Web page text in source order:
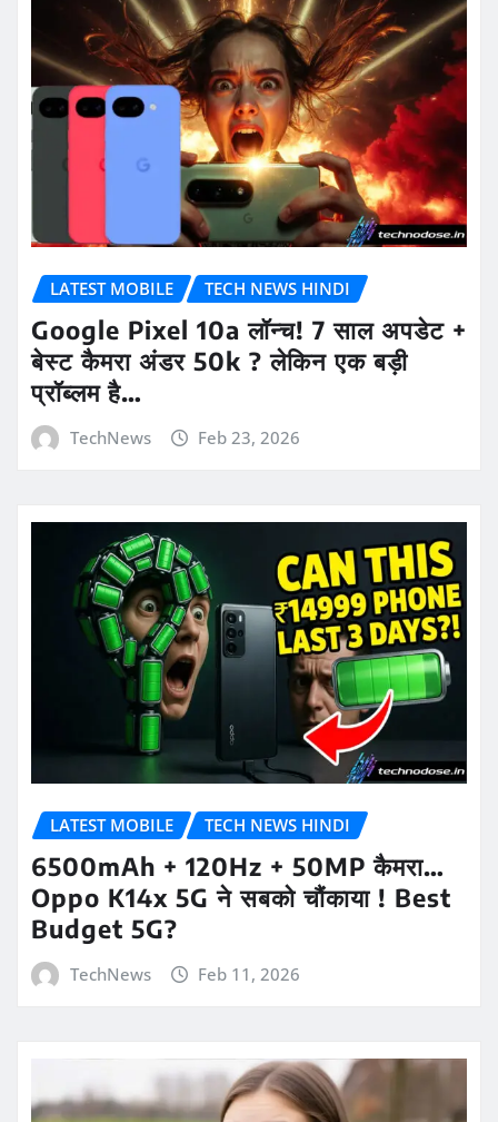
LATEST MOBILE TECH NEWS HINDI
Google Pixel 10a लॉन्च! 7 साल अपडेट +
बेस्ट कैमरा अंडर 50k ? लेकिन एक बड़ी
प्रॉब्लम है…
TechNews Feb 23, 2026
LATEST MOBILE TECH NEWS HINDI
6500mAh + 120Hz + 50MP कैमरा…
Oppo K14x 5G ने सबको चौंकाया ! Best
Budget 5G?
TechNews Feb 11, 2026